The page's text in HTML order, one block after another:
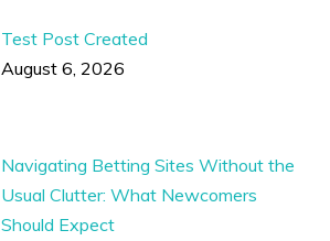
Test Post Created
August 6, 2026
Navigating Betting Sites Without the
Usual Clutter: What Newcomers
Should Expect